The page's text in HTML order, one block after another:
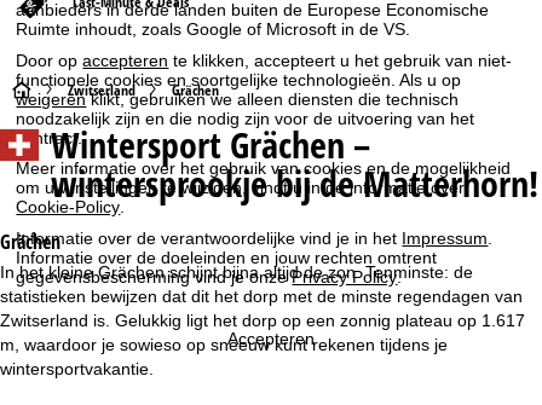
aanbieders in derde landen buiten de Europese Economische
Ruimte inhoudt, zoals Google of Microsoft in de VS.
Door opaccepteren te klikken, accepteert u het gebruik van niet-
functionele cookies en soortgelijke technologieën. Als u op
weigerenklikt, gebruiken we alleen diensten die technisch
noodzakelijk zijn en die nodig zijn voor de uitvoering van het
contract.
Meer informatie over het gebruik van cookies en de mogelijkheid
om uw instellingen te wijzigen, vindt u in de informatie over
Cookie-Policy
Informatie over de verantwoordelijke vind je in het Impressum
Informatie over de doeleinden en jouw rechten omtrent
gegevensbescherming vind je onzePrivacy Policy.
Accepteren
S
t
a
r
t
Zwitserland Grächen
WintersportGrächen –
wintersprookje bij de Matterhorn!
Grächen
In het kleine Grächen schijnt bijna altijd de zon. Tenminste: de
statistieken bewijzen dat dit het dorp met de minste regendagen van
Zwitserland is. Gelukkig ligt het dorp op een zonnig plateau op 1.617
m, waardoor je sowieso op sneeuw kunt rekenen tijdens je
wintersportvakantie.